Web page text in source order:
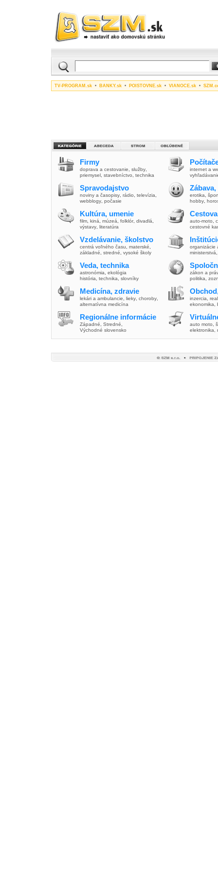
TV-PROGRAM.sk • BANKY.sk • POISTOVNE.sk • VIANOCE.sk •
Firmy
doprava a cestovanie služby
priemysel stavebníctvo technika
Spravodajstvo
noviny a časopisy rádio televízia
webblogy počasie
Kultúra, umenie
film kiná múzeá folklór, divadlá
výstavy literatúra
Vzdelávanie, školstvo
centrá voľného času materské
základné
stredné vysoké školy
Veda, technika
astronómia
ekológia
história
technika slovníky
Medicína, zdravie
lekári a ambulancie lieky choroby
alternatívna medicína
Regionálne informácie
Západné Stredné
Východné slovensko
internet a
erotika
hobby
auto-moto
cestovné
organizácie
ministerstvá
zákon a
politika
inzercia
ekonomika
auto moto
elektronika,